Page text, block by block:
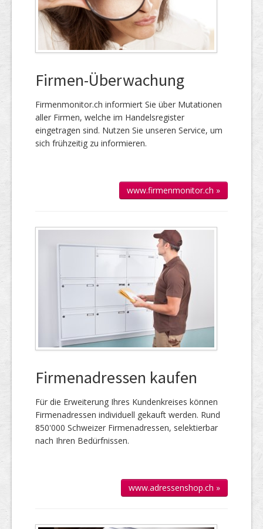
Firmen-Überwachung
Firmenmonitor.ch informiert Sie über Mutationen
aller Firmen, welche im Handels­register
eingetragen sind. Nutzen Sie unseren Service, um
sich frühzeitig zu informieren.
www.firmenmonitor.ch »
Firmenadressen kaufen
Für die Er­wei­te­rung Ihres Kun­den­kreises kön­nen
Firmen­adressen individuell gekauft werden. Rund
850'000 Schweizer Firmen­adressen, selek­tierbar
nach Ihren Bedürfnissen.
www.adressenshop.ch »